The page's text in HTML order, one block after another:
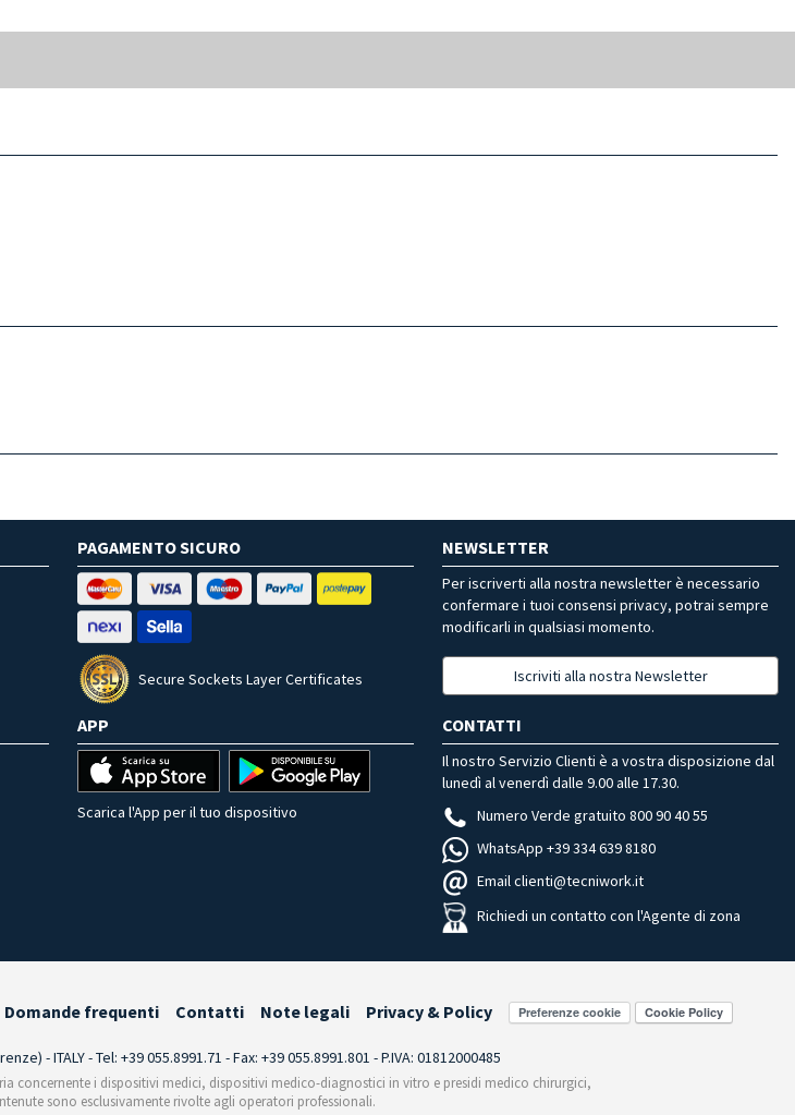
PAGAMENTO SICURO
Secure Sockets Layer Certificates
NEWSLETTER
Per iscriverti alla nostra newsletter è necessario
confermare i tuoi consensi privacy, potrai sempre
modificarli in qualsiasi momento.
Iscriviti alla nostra Newsletter
APP
Scarica l'App per il tuo dispositivo
CONTATTI
Il nostro Servizio Clienti è a vostra disposizione dal
lunedì al venerdì dalle 9.00 alle 17.30.
Numero Verde gratuito 800 90 40 55
WhatsApp +39 334 639 8180
Email clienti@tecniwork.it
Richiedi un contatto con l'Agente di zona
Domande frequenti Contatti Note legali Privacy & Policy Preferenze cookie
- ITALY - Tel: +39 055.8991.71 - Fax: +39 055.8991.801 - P.IVA: 01812000485
concernente i dispositivi medici, dispositivi medico-diagnostici in vitro e presidi medico chirurgici,
sono esclusivamente rivolte agli operatori professionali.